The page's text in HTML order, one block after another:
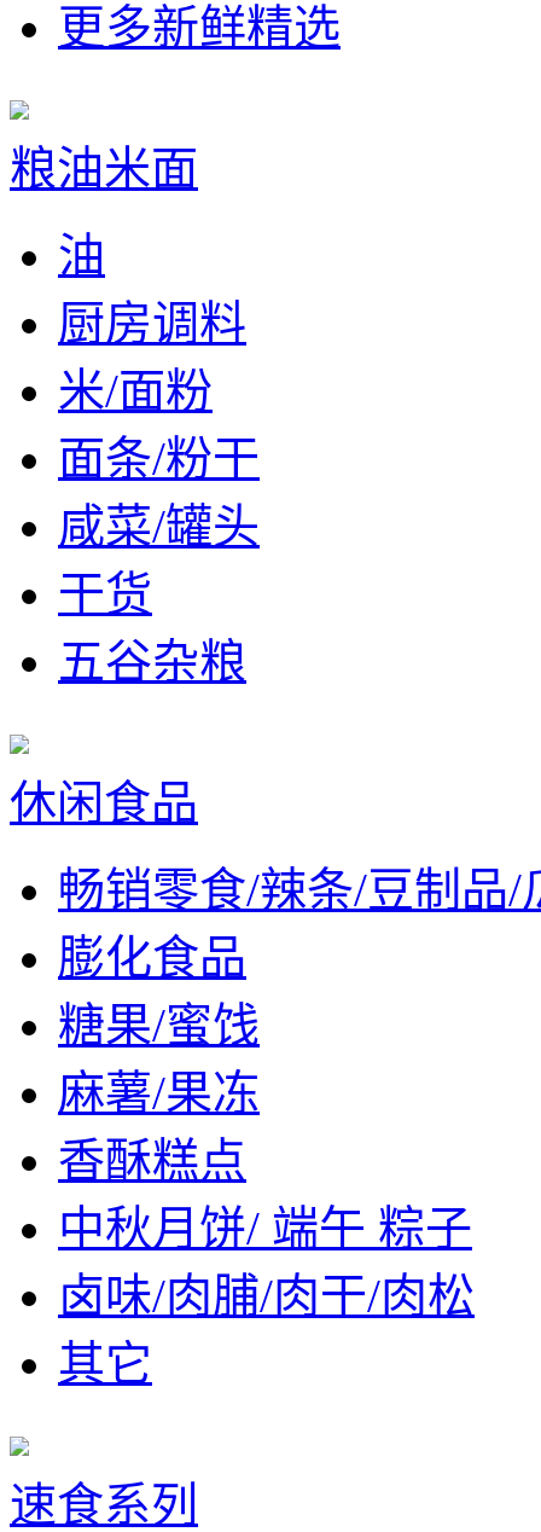
更多新鲜精选
粮油米面
油
厨房调料
米/面粉
面条/粉干
咸菜/罐头
干货
五谷杂粮
休闲食品
畅销零食/辣条/豆制品/
膨化食品
糖果/蜜饯
麻薯/果冻
香酥糕点
中秋月饼/ 端午 粽子
卤味/肉脯/肉干/肉松
其它
速食系列